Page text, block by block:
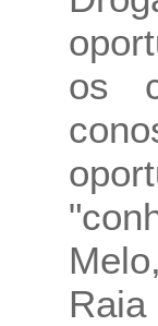
os
Raia